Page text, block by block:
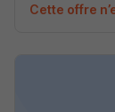
Cette offre